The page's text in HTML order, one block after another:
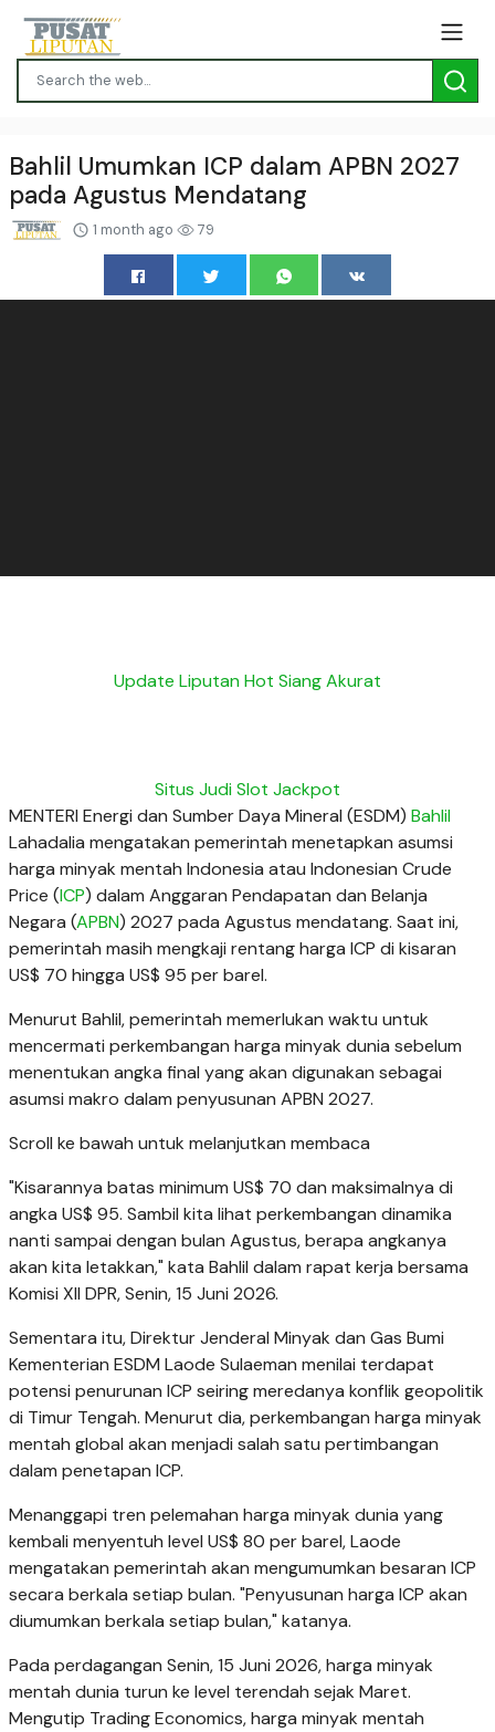
Bahlil Umumkan ICP dalam APBN 2027
pada Agustus Mendatang
1 month ago 79
Update Liputan Hot Siang Akurat
Situs Judi Slot Jackpot
MENTERI Energi dan Sumber Daya Mineral (ESDM) Bahlil
Lahadalia mengatakan pemerintah menetapkan asumsi
harga minyak mentah Indonesia atau Indonesian Crude
Price (ICP) dalam Anggaran Pendapatan dan Belanja
Negara (APBN) 2027 pada Agustus mendatang. Saat ini,
pemerintah masih mengkaji rentang harga ICP di kisaran
US$ 70 hingga US$ 95 per barel.
Menurut Bahlil, pemerintah memerlukan waktu untuk
mencermati perkembangan harga minyak dunia sebelum
menentukan angka final yang akan digunakan sebagai
asumsi makro dalam penyusunan APBN 2027.
Scroll ke bawah untuk melanjutkan membaca
"Kisarannya batas minimum US$ 70 dan maksimalnya di
angka US$ 95. Sambil kita lihat perkembangan dinamika
nanti sampai dengan bulan Agustus, berapa angkanya
akan kita letakkan," kata Bahlil dalam rapat kerja bersama
Komisi XII DPR, Senin, 15 Juni 2026.
Sementara itu, Direktur Jenderal Minyak dan Gas Bumi
Kementerian ESDM Laode Sulaeman menilai terdapat
potensi penurunan ICP seiring meredanya konflik geopolitik
di Timur Tengah. Menurut dia, perkembangan harga minyak
mentah global akan menjadi salah satu pertimbangan
dalam penetapan ICP.
Menanggapi tren pelemahan harga minyak dunia yang
kembali menyentuh level US$ 80 per barel, Laode
mengatakan pemerintah akan mengumumkan besaran ICP
secara berkala setiap bulan. "Penyusunan harga ICP akan
diumumkan berkala setiap bulan," katanya.
Pada perdagangan Senin, 15 Juni 2026, harga minyak
mentah dunia turun ke level terendah sejak Maret.
Mengutip Trading Economics, harga minyak mentah